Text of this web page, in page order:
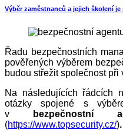
Výběr zaměstnanců a jejich školení
Řadu bezpečnostních
pověřených výběrem
budou střežit společnost
Na následujících řádcích
otázky spojené s
v
bezpečnostní
(https://www.topsecurity.cz/).